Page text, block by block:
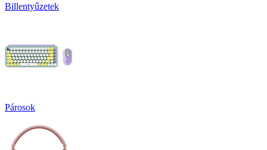
Billentyűzetek
Párosok